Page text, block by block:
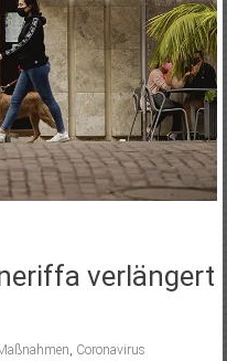
verlängert
, Coronavirus